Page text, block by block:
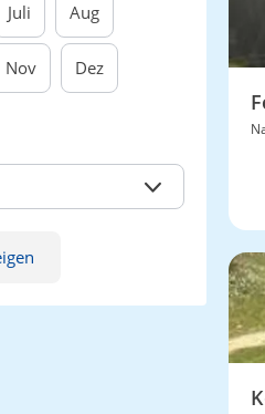
Juli Aug
Nov Dez